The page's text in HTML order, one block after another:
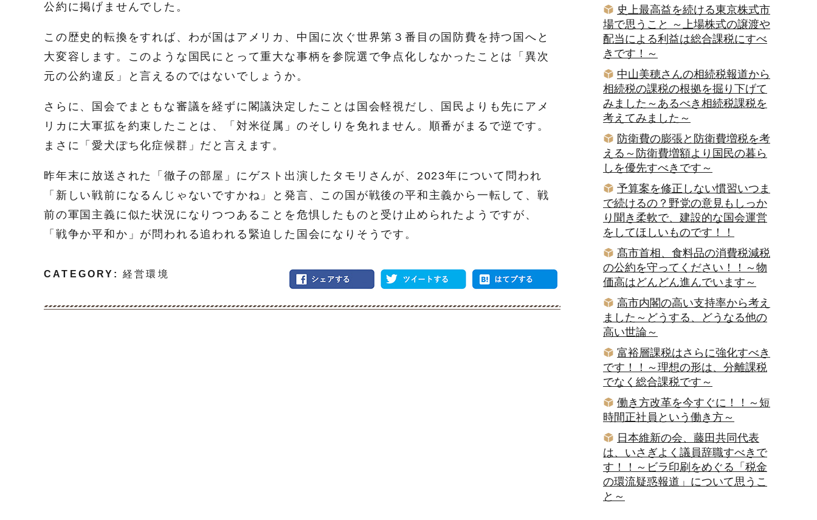
公約に掲げませんでした。
この歴史的転換をすれば、わが国はアメリカ、中国に次ぐ世界第３番目の国防費を持つ国へと
大変容します。このような国民にとって重大な事柄を参院選で争点化しなかったことは「異次
元の公約違反」と言えるのではないでしょうか。
さらに、国会でまともな審議を経ずに閣議決定したことは国会軽視だし、国民よりも先にアメ
リカに大軍拡を約束したことは、「対米従属」のそしりを免れません。順番がまるで逆です。
まさに「愛犬ぽち化症候群」だと言えます。
昨年末に放送された「徹子の部屋」にゲスト出演したタモリさんが、2023年について問われ
「新しい戦前になるんじゃないですかね」と発言、この国が戦後の平和主義から一転して、戦
前の軍国主義に似た状況になりつつあることを危惧したものと受け止められたようですが、
「戦争か平和か」が問われる追われる緊迫した国会になりそうです。
CATEGORY: 経営環境
史上最高益を続ける東京株式市
場で思うこと ～上場株式の譲渡や
配当による利益は総合課税にすべ
きです！～
中山美穂さんの相続税報道から
相続税の課税の根拠を掘り下げて
みました～あるべき相続税課税を
考えてみました～
防衛費の膨張と防衛費増税を考
える～防衛費増額より国民の暮ら
しを優先すべきです～
予算案を修正しない慣習いつま
で続けるの？野党の意見もしっか
り聞き柔軟で、建設的な国会運営
をしてほしいものです！！
髙市首相、食料品の消費税減税
の公約を守ってください！！～物
価高はどんどん進んでいます～
高市内閣の高い支持率から考え
ました～どうする、どうなる他の
高い世論～
富裕層課税はさらに強化すべき
です！！～理想の形は、分離課税
でなく総合課税です～
働き方改革を今すぐに！！～短
時間正社員という働き方～
日本維新の会、藤田共同代表
は、いさぎよく議員辞職すべきで
す！！～ビラ印刷をめぐる「税金
の環流疑惑報道」について思うこ
と～